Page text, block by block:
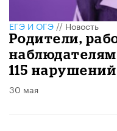
ЕГЭ И ОГЭ//Новость
Родители,
115
30 мая